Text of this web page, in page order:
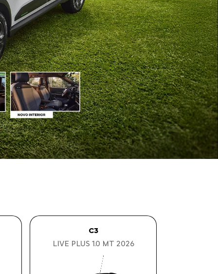
AIRCROSS
AIRCROSS 7 FEEL TURBO
200 AT 2026